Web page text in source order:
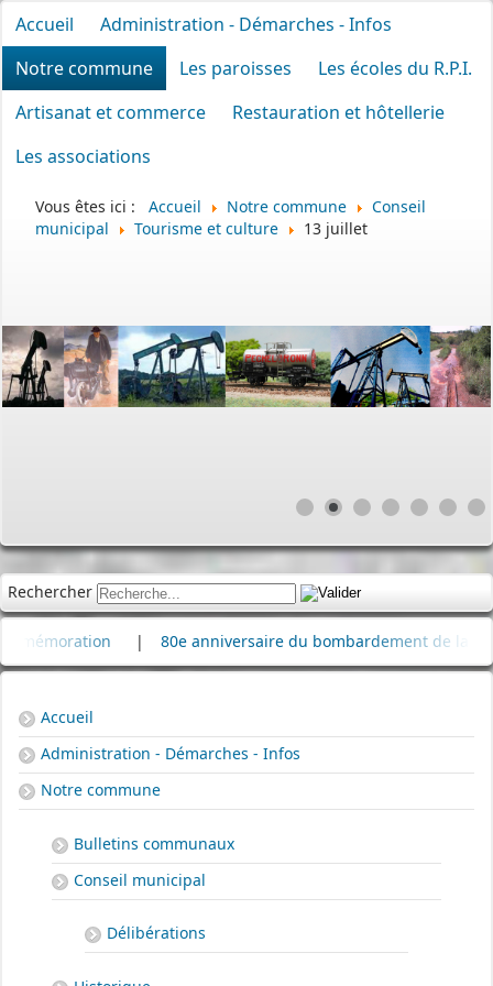
Accueil
Administration - Démarches - Infos
Notre commune
Les paroisses
Les écoles du R.P.I.
Artisanat et commerce
Restauration et hôtellerie
Les associations
Vous êtes ici : Accueil Notre commune
Conseil
municipal
Tourisme et culture 13 juillet
Rechercher
| 80e anniversaire du bombardement de la raffinerie de
Accueil
Administration - Démarches - Infos
Notre commune
Bulletins communaux
Conseil municipal
Délibérations